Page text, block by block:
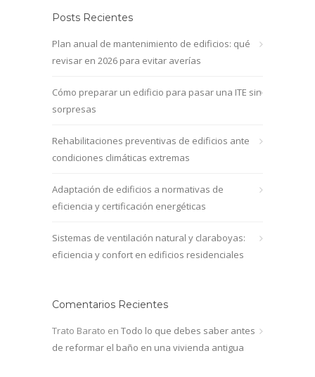
Posts Recientes
Plan anual de mantenimiento de edificios: qué
revisar en 2026 para evitar averías
Cómo preparar un edificio para pasar una ITE sin
sorpresas
Rehabilitaciones preventivas de edificios ante
condiciones climáticas extremas
Adaptación de edificios a normativas de
eficiencia y certificación energéticas
Sistemas de ventilación natural y claraboyas:
eficiencia y confort en edificios residenciales
Comentarios Recientes
Trato Barato en Todo lo que debes saber antes
de reformar el baño en una vivienda antigua